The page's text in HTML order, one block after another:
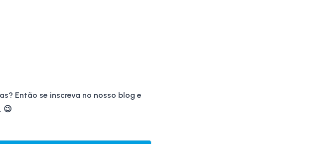
Então se inscreva no nosso blog e
😉